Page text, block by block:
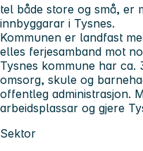
tel både store og små, er
innbyggarar i Tysnes.
Kommunen er landfast
elles ferjesamband mot
Tysnes kommune har ca.
omsorg, skule og
offentleg administrasjon.
arbeidsplassar og gjere
Sektor